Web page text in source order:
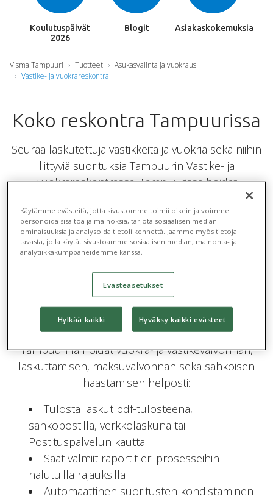
Koulutuspäivät
2026
Blogit Asiakaskokemuksia
Visma Tampuuri Tuotteet
Asukasvalinta ja vuokraus
Vastike- ja vuokrareskontra
Koko reskontra Tampuurissa
Seuraa laskutettuja vastikkeita ja vuokria sekä niihin
liittyviä suorituksia Tampuurin Vastike- ja
vuokrareskontrassa. Tampuurissa hoidat
kuukausilaskutuksen sekä maksukehotukset. Voit
tarvittaessa laajentaa reskontran käyttöä myös
perintään ja sähköiseen haastamiseen.
kirjanpitoon.
Tutustu tuotteen hyötyihin!
Tampuurilla hoidat vuokra- ja vastikevalvonnan,
laskuttamisen, maksuvalvonnan sekä sähköisen
haastamisen helposti:
Tulosta laskut pdf-tulosteena,
sähköpostilla, verkkolaskuna tai
Postituspalvelun kautta
Saat valmiit raportit eri prosesseihin
halutuilla rajauksilla
Automaattinen suoritusten kohdistaminen
Käytämme evästeitä, jotta sivustomme toimii oikein ja voimme
personoida sisältöä ja mainoksia, tarjota sosiaalisen median
ominaisuuksia ja analysoida tietoliikennettä. Jaamme myös tietoja
tavasta, jolla käytät sivustoamme sosiaalisen median, mainonta- ja
analytiikkakumppaneidemme kanssa.
Evästeasetukset
Hylkää kaikki Hyväksy kaikki evästeet